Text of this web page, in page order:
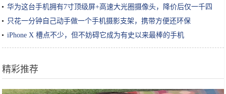
华为这台手机拥有7寸顶级屏+高速大光圈摄像头，降价后仅一千四
只花一分钟自己动手做一个手机摄影支架，携带方便还环保
iPhone X 槽点不少，但不妨碍它成为有史以来最棒的手机
精彩推荐